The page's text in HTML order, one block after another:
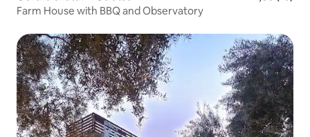
Farm House with BBQ and Observatory